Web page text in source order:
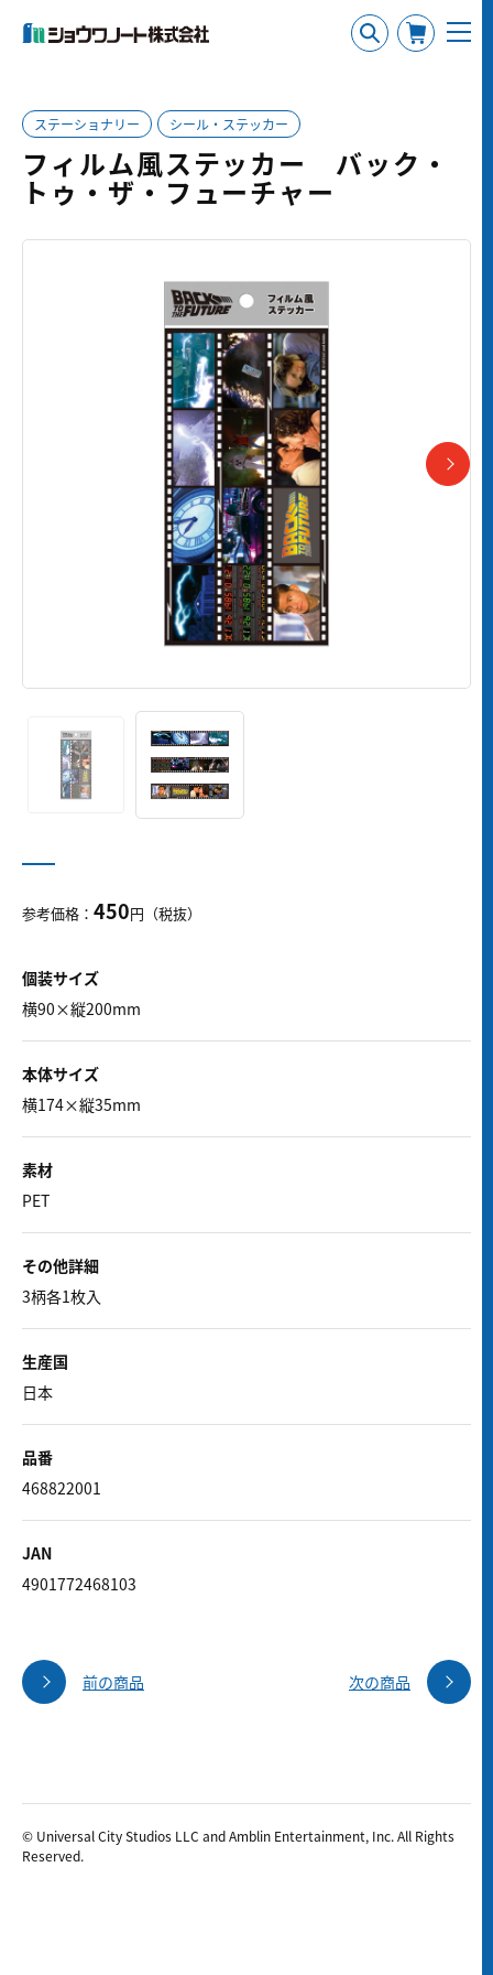
ステーショナリー シール・ステッカー
フィルム風ステッカー バック・
トゥ・ザ・フューチャー
参考価格： 450円（税抜）
個装サイズ
横90×縦200mm
本体サイズ
横174×縦35mm
素材
PET
その他詳細
3柄各1枚入
生産国
日本
品番
468822001
JAN
4901772468103
前の商品 次の商品
© Universal City Studios LLC and Amblin Entertainment, Inc. All Rights
Reserved.